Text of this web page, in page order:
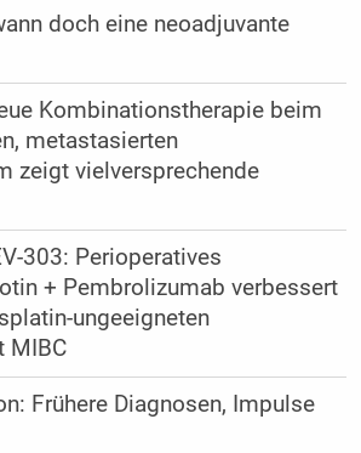
doch eine neoadjuvante
Kombinationstherapie beim
metastasierten
zeigt vielversprechende
303: Perioperatives
+ Pembrolizumab verbessert
ungeeigneten
MIBC
Frühere Diagnosen, Impulse